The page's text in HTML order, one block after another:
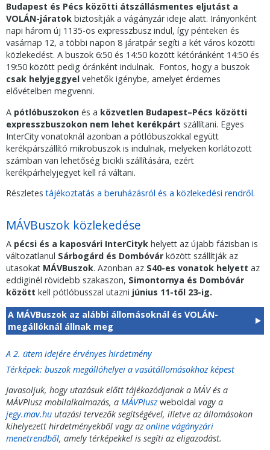
Budapest és Pécs közötti átszállásmentes eljutást a
VOLÁN-járatok biztosítják a vágányzár ideje alatt. Irányonként
napi három új 1135-ös expresszbusz indul, így pénteken és
vasárnap 12, a többi napon 8 járatpár segíti a két város közötti
közlekedést. A buszok 6:50 és 14:50 között kétóránként 14:50 és
19:50 között pedig óránként indulnak. Fontos, hogy a buszok
csak helyjeggyel vehetők igénybe, amelyet érdemes
elővételben megvenni.
A pótlóbuszokon és a közvetlen Budapest–Pécs közötti
expresszbuszokon nem lehet kerékpárt szállítani. Egyes
InterCity vonatoknál azonban a pótlóbuszokkal együtt
kerékpárszállító mikrobuszok is indulnak, melyeken korlátozott
számban van lehetőség bicikli szállítására, ezért
kerékpárhelyjegyet kell rá váltani.
Részletestájékoztatás a beruházásról és a közlekedési rendről.
MÁVBuszok közlekedése
A pécsi és a kaposvári InterCityk helyett az újabb fázisban is
változatlanul Sárbogárd és Dombóvár között szállítják az
utasokat MÁVBuszok. Azonban az S40-es vonatok helyett az
eddiginél rövidebb szakaszon, Simontornya és Dombóvár
között kell pótlóbusszal utazni június 11-től 23-ig.
A MÁVBuszok az alábbi állomásoknál és VOLÁN-
megállóknál állnak meg
A 2. ütem idejére érvényes hirdetmény
Térképek: buszok megállóhelyei a vasútállomásokhoz képest
Javasoljuk, hogy utazásuk előtt tájékozódjanak a MÁV és a
MÁVPlusz mobilalkalmazás, a MÁVPluszweboldal vagy a
jegy.mav.hu utazási tervezők segítségével, illetve az állomásokon
kihelyezett hirdetményekből vagy azonline vágányzári
menetrendből, amely térképekkel is segíti az eligazodást.